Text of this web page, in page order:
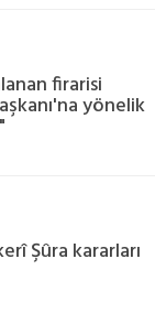
firarisi
yönelik
Şûra kararları